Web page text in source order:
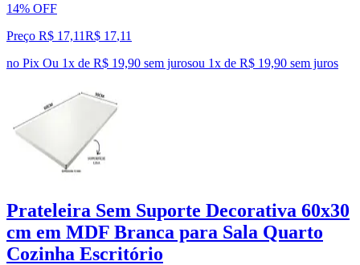
14% OFF
Preço R$ 17,11R$ 17,11
no Pix Ou 1x de R$ 19,90 sem jurosou 1x de R$ 19,90 sem juros
Prateleira Sem Suporte Decorativa 60x30
cm em MDF Branca para Sala Quarto
Cozinha Escritório